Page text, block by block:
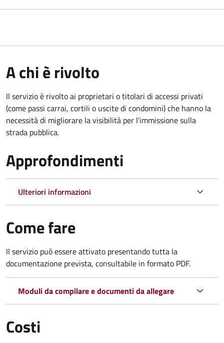
A chi è rivolto
Il servizio è rivolto ai proprietari o titolari di accessi privati
(come passi carrai, cortili o uscite di condomini) che hanno la
necessità di migliorare la visibilità per l'immissione sulla
strada pubblica.
Approfondimenti
Ulteriori informazioni
Come fare
Il servizio può essere attivato presentando tutta la
documentazione prevista, consultabile in formato PDF.
Moduli da compilare e documenti da allegare
Costi